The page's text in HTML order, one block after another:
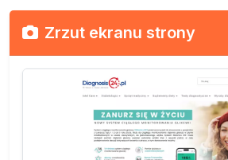
Zrzut ekranu strony